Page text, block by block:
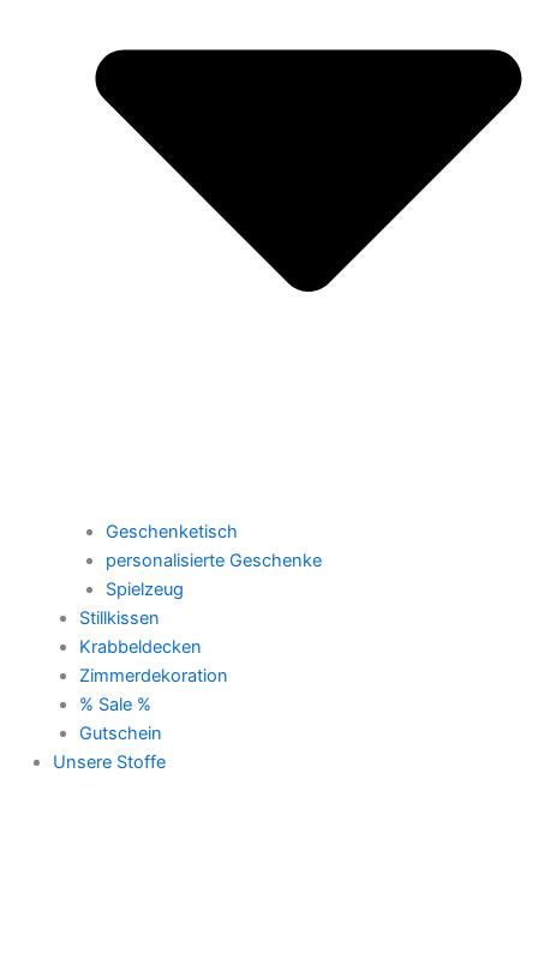
Geschenketisch
personalisierte Geschenke
Spielzeug
Stillkissen
Krabbeldecken
Zimmerdekoration
% Sale %
Gutschein
Unsere Stoffe